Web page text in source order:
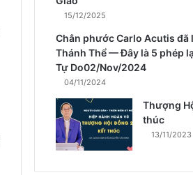
15/12/2025
Chân phước Carlo Acutis đã
Thánh Thể — Đây là 5 phép
Tự Do02/Nov/2024
04/11/2024
Thượng
thúc
13/11/2023